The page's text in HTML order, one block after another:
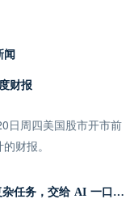
闻
财报
日周四美国股市开市前
财报。
极光旗下 GPTBots.ai 上新 LoopAgent：复杂任务，交给 AI 一口气跑完